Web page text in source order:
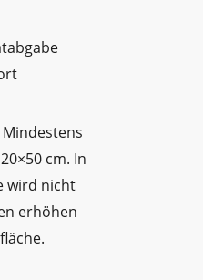
Mindestens
cm. In
wird nicht
erhöhen